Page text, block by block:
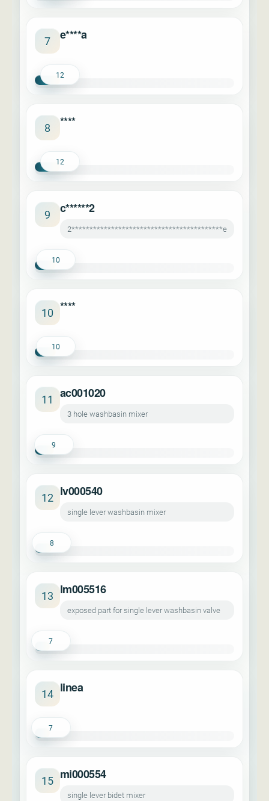
7 e****a
12
8 ****
12
9 c******2
2******************************************e
10
10 ****
10
11 ac001020
3 hole washbasin mixer
9
12 lv000540
single lever washbasin mixer
8
13 lm005516
exposed part for single lever washbasin valve
7
14 linea
7
15 mi000554
single lever bidet mixer